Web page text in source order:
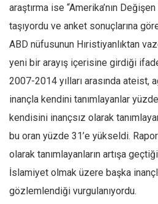
araştırma ise “Amerika’nın
taşıyordu ve anket sonuçlarına
ABD nüfusunun Hıristiyanlıktan
yeni bir arayış içerisine girdiği
2007-2014 yılları arasında ateist,
inançla kendini tanımlayanlar
kendisini inançsız olarak
bu oran yüzde 31’e yükseldi.
olarak tanımlayanların artışa
İslamiyet olmak üzere başka
gözlemlendiği vurgulanıyordu.